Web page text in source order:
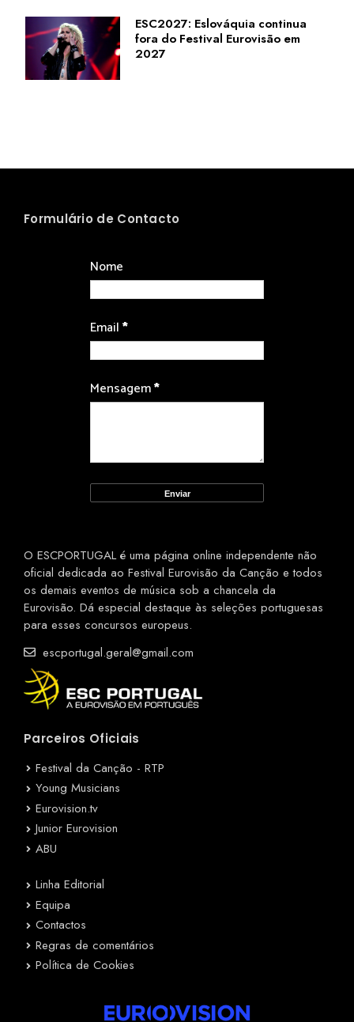
ESC2027: Eslováquia continua
fora do Festival Eurovisão em
2027
Formulário de Contacto
Nome
Email*
Mensagem*
O ESCPORTUGAL é uma página online independente não
oficial dedicada ao Festival Eurovisão da Canção e todos
os demais eventos de música sob a chancela da
Eurovisão. Dá especial destaque às seleções portuguesas
para esses concursos europeus.
escportugal.geral@gmail.com
Parceiros Oficiais
Festival da Canção - RTP
Young Musicians
Eurovision.tv
Junior Eurovision
ABU
Linha Editorial
Equipa
Contactos
Regras de comentários
Política de Cookies